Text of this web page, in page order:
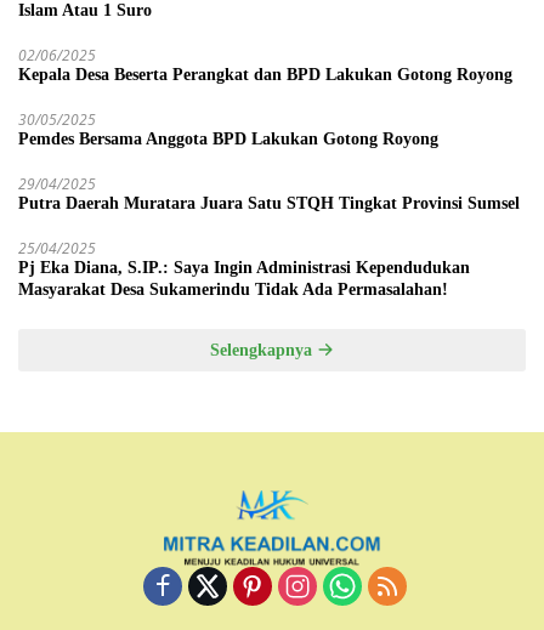
Islam Atau 1 Suro
02/06/2025
Kepala Desa Beserta Perangkat dan BPD Lakukan Gotong Royong
30/05/2025
Pemdes Bersama Anggota BPD Lakukan Gotong Royong
29/04/2025
Putra Daerah Muratara Juara Satu STQH Tingkat Provinsi Sumsel
25/04/2025
Pj Eka Diana, S.IP.: Saya Ingin Administrasi Kependudukan
Masyarakat Desa Sukamerindu Tidak Ada Permasalahan!
Selengkapnya